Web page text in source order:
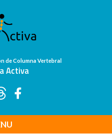
de Columna Vertebral
Activa